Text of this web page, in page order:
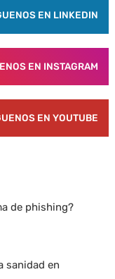
EN LINKEDIN
EN INSTAGRAM
EN YOUTUBE
de phishing?
sanidad en